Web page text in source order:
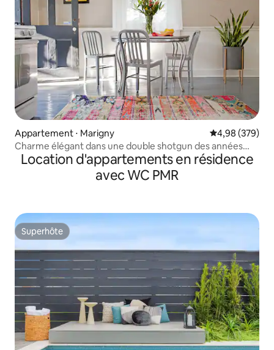
Appartement ⋅ Marigny Évaluation
4,98 (379)
Charme élégant dans une double shotgun des années
1890 avec cour
Location d'appartements en résidence
avec WC PMR
Superhôte
Superhôte